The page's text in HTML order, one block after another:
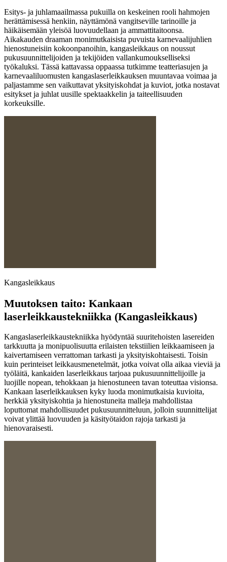
Esitys- ja juhlamaailmassa pukuilla on keskeinen rooli hahmojen
herättämisessä henkiin, näyttämönä vangitseville tarinoille ja
häikäisemään yleisöä luovuudellaan ja ammattitaitoonsa.
Aikakauden draaman monimutkaisista puvuista karnevaalijuhlien
hienostuneisiin kokoonpanoihin, kangasleikkaus on noussut
pukusuunnittelijoiden ja tekijöiden vallankumoukselliseksi
työkaluksi. Tässä kattavassa oppaassa tutkimme teatteriasujen ja
karnevaaliluomusten kangaslaserleikkauksen muuntavaa voimaa ja
paljastamme sen vaikuttavat yksityiskohdat ja kuviot, jotka nostavat
esitykset ja juhlat uusille spektaakkelin ja taiteellisuuden
korkeuksille.
Kangasleikkaus
Muutoksen taito: Kankaan
laserleikkaustekniikka (Kangasleikkaus)
Kangaslaserleikkaustekniikka hyödyntää suuritehoisten lasereiden
tarkkuutta ja monipuolisuutta erilaisten tekstiilien leikkaamiseen ja
kaivertamiseen verrattoman tarkasti ja yksityiskohtaisesti. Toisin
kuin perinteiset leikkausmenetelmät, jotka voivat olla aikaa vieviä ja
työläitä, kankaiden laserleikkaus tarjoaa pukusuunnittelijoille ja
luojille nopean, tehokkaan ja hienostuneen tavan toteuttaa visionsa.
Kankaan laserleikkauksen kyky luoda monimutkaisia kuvioita,
herkkiä yksityiskohtia ja hienostuneita malleja mahdollistaa
loputtomat mahdollisuudet pukusuunnitteluun, jolloin suunnittelijat
voivat ylittää luovuuden ja käsityötaidon rajoja tarkasti ja
hienovaraisesti.